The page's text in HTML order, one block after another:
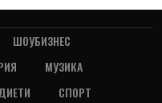
ШОУБИЗНЕС
МУЗИКА
СПОРТ